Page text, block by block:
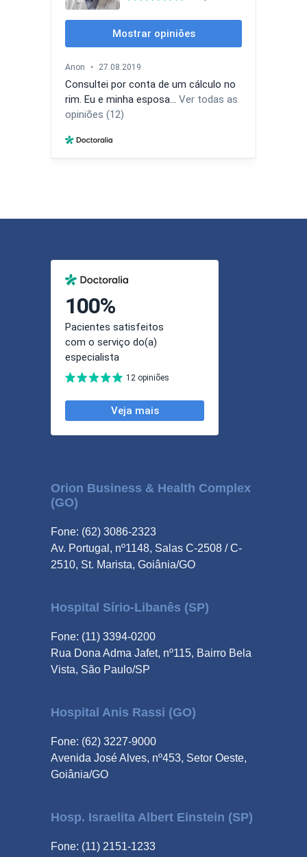
Orion Business & Health Complex
(GO)
Fone: (62) 3086-2323
Av. Portugal, nº1148, Salas C-2508 / C-
2510, St. Marista, Goiânia/GO
Hospital Sírio-Libanês (SP)
Fone: (11) 3394-0200
Rua Dona Adma Jafet, nº115, Bairro Bela
Vista, São Paulo/SP
Hospital Anis Rassi (GO)
Fone: (62) 3227-9000
Avenida José Alves, nº453, Setor Oeste,
Goiânia/GO
Hosp. Israelita Albert Einstein (SP)
Fone: (11) 2151-1233